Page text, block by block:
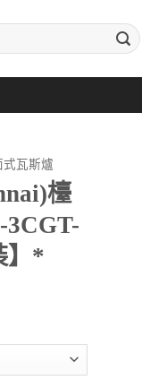
式瓦斯爐
檯
3CGT-
】*